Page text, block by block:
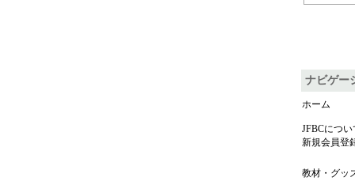
ナビゲー
ホーム
JFBCについ
新規会員登
教材・グッ